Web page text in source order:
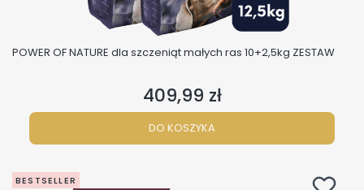
POWER OF NATURE dla szczeniąt małych ras 10+2,5kg ZESTAW
Cena
409,99 zł
DO KOSZYKA
BESTSELLER